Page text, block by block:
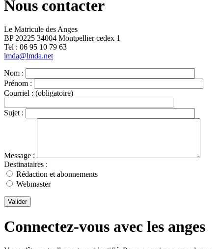
Nous contacter
Le Matricule des Anges
BP 20225 34004 Montpellier cedex 1
Tel : ‭06 95 10 79 63
lmda@lmda.net
Nom :
Prénom :
Courriel : (obligatoire)
Sujet :
Message :
Destinataires :
Rédaction et abonnements
Webmaster
Valider
Connectez-vous avec les anges